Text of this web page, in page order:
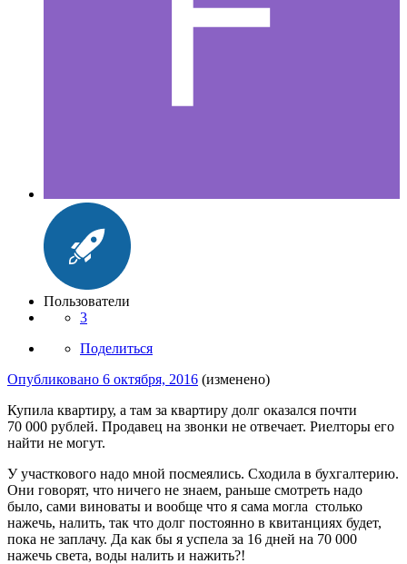
Пользователи
3
Поделиться
Опубликовано 6 октября, 2016 (изменено)
Купила квартиру, а там за квартиру долг оказался почти
70 000 рублей. Продавец на звонки не отвечает. Риелторы его
найти не могут.
У участкового надо мной посмеялись. Сходила в бухгалтерию.
Они говорят, что ничего не знаем, раньше смотреть надо
было, сами виноваты и вообще что я сама могла столько
нажечь, налить, так что долг постоянно в квитанциях будет,
пока не заплачу. Да как бы я успела за 16 дней на 70 000
нажечь света, воды налить и нажить?!